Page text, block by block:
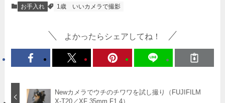
お手入れ 1歳 いいカメラで撮影
よかったらシェアしてね！
Newカメラでウチのチワワを試し撮り（FUJIFILM
X-T20／XF 35mm F1.4）